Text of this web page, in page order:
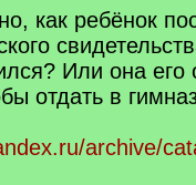
как ребёнок
Или она его
отдать в
archive/